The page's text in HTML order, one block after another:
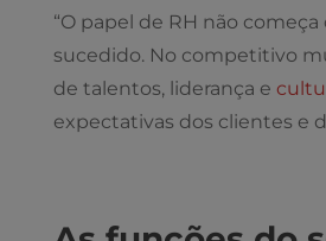
“O papel de RH não
sucedido. No competitivo
de talentos, liderança e
expectativas dos clientes e